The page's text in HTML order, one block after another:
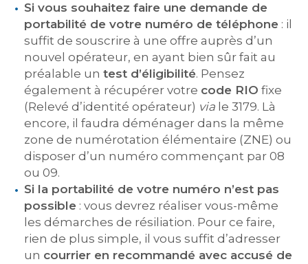
Si vous souhaitez faire une demande de
portabilité de votre numéro de téléphone : il
suffit de souscrire à une offre auprès d’un
nouvel opérateur, en ayant bien sûr fait au
préalable un test d’éligibilité. Pensez
également à récupérer votre code RIO fixe
(Relevé d’identité opérateur) via le 3179. Là
encore, il faudra déménager dans la même
zone de numérotation élémentaire (ZNE) ou
disposer d’un numéro commençant par 08
ou 09.
Si la portabilité de votre numéro n’est pas
possible : vous devrez réaliser vous-même
les démarches de résiliation. Pour ce faire,
rien de plus simple, il vous suffit d’adresser
un courrier en recommandé avec accusé de